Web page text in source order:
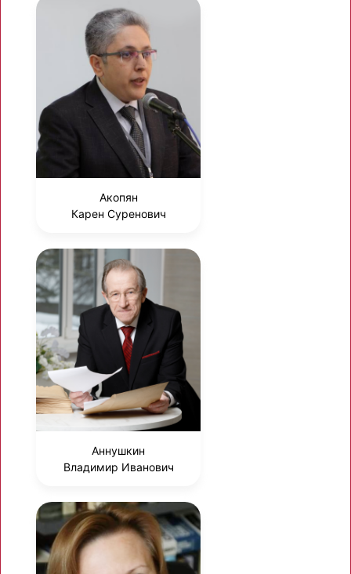
Акопян
Карен Суренович
Аннушкин
Владимир Иванович